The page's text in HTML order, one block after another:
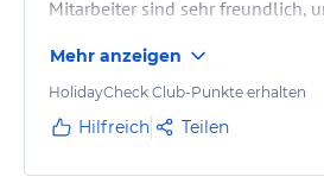
Mitarbeiter sind sehr freundlich,
Mehr anzeigen
HolidayCheck Club-Punkte erhalten
Hilfreich Teilen